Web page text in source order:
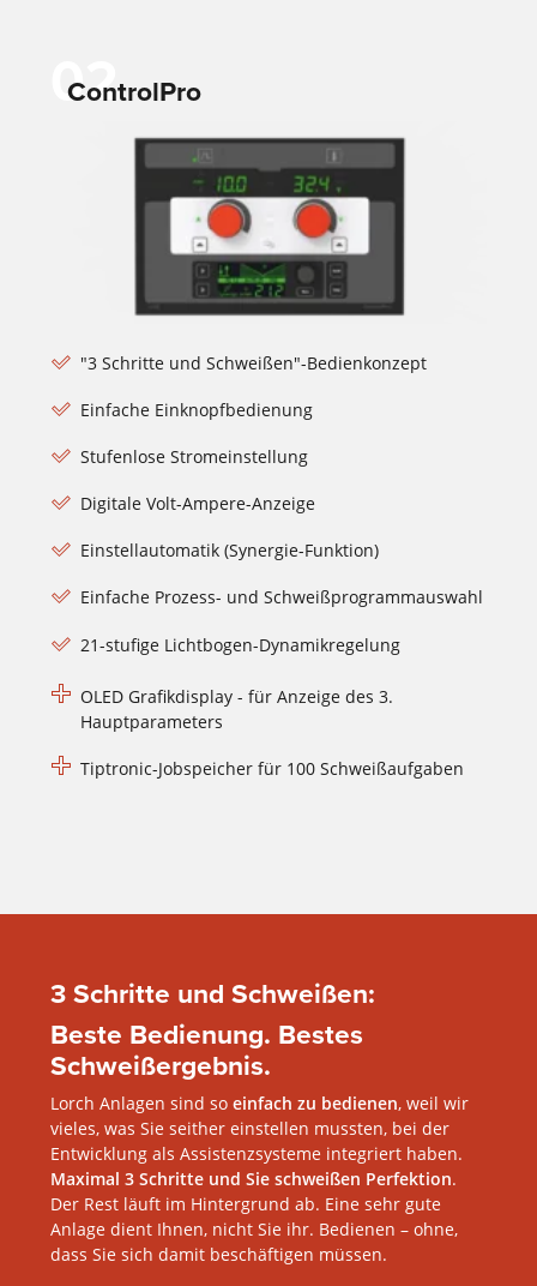
02
ControlPro
"3 Schritte und Schweißen"-Bedienkonzept
Einfache Einknopfbedienung
Stufenlose Stromeinstellung
Digitale Volt-Ampere-Anzeige
Einstellautomatik (Synergie-Funktion)
Einfache Prozess- und Schweißprogrammauswahl
21-stufige Lichtbogen-Dynamikregelung
OLED Grafikdisplay - für Anzeige des 3.
Hauptparameters
Tiptronic-Jobspeicher für 100 Schweißaufgaben
3 Schritte und Schweißen:
Beste Bedienung. Bestes
Schweißergebnis.
Lorch Anlagen sind so einfach zu bedienen, weil wir
vieles, was Sie seither einstellen mussten, bei der
Entwicklung als Assistenzsysteme integriert haben.
Maximal 3 Schritte und Sie schweißen Perfektion.
Der Rest läuft im Hintergrund ab. Eine sehr gute
Anlage dient Ihnen, nicht Sie ihr. Bedienen – ohne,
dass Sie sich damit beschäftigen müssen.